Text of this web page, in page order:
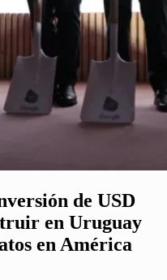
de USD
en Uruguay
en América